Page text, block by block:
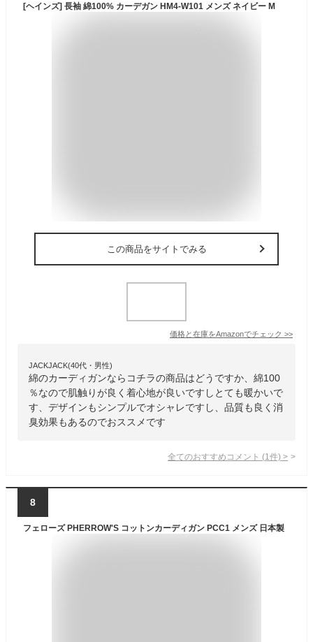
[ヘインズ] 長袖 綿100% カーデガン HM4-W101 メンズ ネイビー M
この商品をサイトでみる
価格と在庫をAmazonでチェック >>
JACKJACK(40代・男性)
綿のカーディガンならコチラの商品はどうですか、綿100
％なので肌触りが良く着心地が良いですしとても暖かいで
す、デザインもシンプルでオシャレですし、品質も良く消
臭効果もあるのでおススメです
全てのおすすめコメント (1 件) >
8
フェローズ PHERROW'S コットンカーディガン PCC1 メンズ 日本製